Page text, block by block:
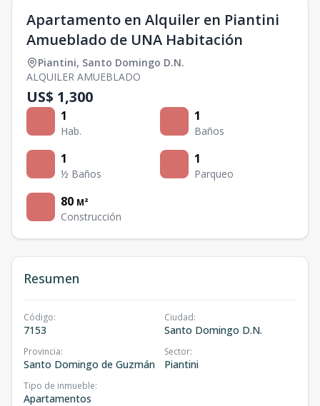
Apartamento en Alquiler en Piantini
Amueblado de UNA Habitación
Piantini, Santo Domingo D.N.
ALQUILER AMUEBLADO
US$ 1,300
1
Hab.
1
Baños
1
½ Baños
1
Parqueo
80 M²
Construcción
Resumen
Código:
7153
Ciudad:
Santo Domingo D.N.
Provincia:
Santo Domingo de Guzmán
Sector:
Piantini
Tipo de inmueble:
Apartamentos